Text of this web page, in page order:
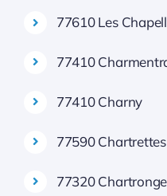
77610 Les
77410
77410 Charny
77590 Chartrettes
77320